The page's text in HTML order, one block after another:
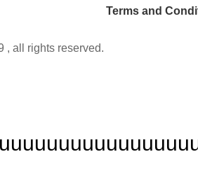
Terms and
, all rights reserved.